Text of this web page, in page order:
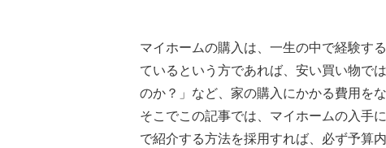
マイホームの購入は、一生の中で経験す
ているという方であれば、安い買い物で
のか？」など、家の購入にかかる費用を
そこでこの記事では、マイホームの入手
で紹介する方法を採用すれば、必ず予算